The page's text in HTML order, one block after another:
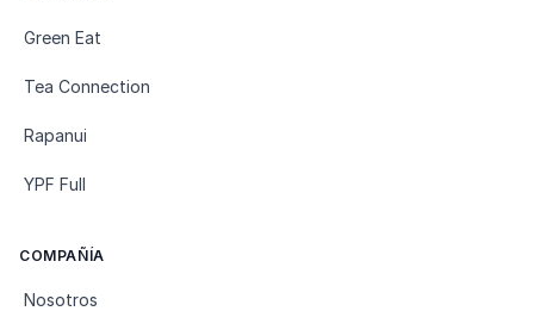
Green Eat
Tea Connection
Rapanui
YPF Full
COMPAÑÍA
Nosotros